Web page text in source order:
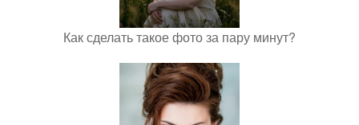
Как сделать такое фото за пару минут?